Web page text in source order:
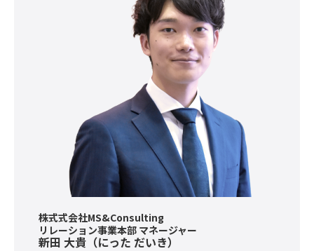
株式式会社MS&Consulting
リレーション事業本部 マネージャー
新田 大貴（にった だいき）